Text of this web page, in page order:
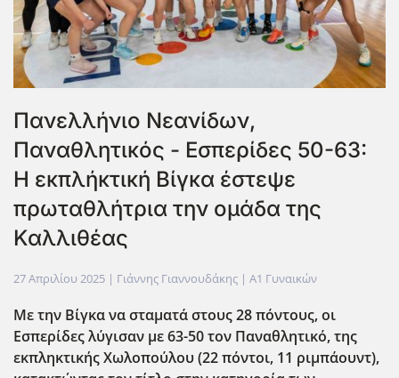
Πανελλήνιο Νεανίδων,
Παναθλητικός - Εσπερίδες 50-63:
Η εκπλήκτική Βίγκα έστεψε
πρωταθλήτρια την ομάδα της
Καλλιθέας
27 Απριλίου 2025 | Γιάννης Γιαννουδάκης | Α1 Γυναικών
Με την Βίγκα να σταματά στους 28 πόντους, οι
Εσπερίδες λύγισαν με 63-50 τον Παναθλητικό, της
εκπληκτικής Χωλοπούλου (22 πόντοι, 11 ριμπάουντ),